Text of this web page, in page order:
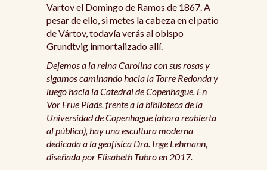
Vartov el Domingo de Ramos de 1867. A
pesar de ello, si metes la cabeza en el patio
de Vártov, todavía verás al obispo
Grundtvig inmortalizado allí.
Dejemos a la reina Carolina con sus rosas y
sigamos caminando hacia la Torre Redonda y
luego hacia la Catedral de Copenhague. En
Vor Frue Plads, frente a la biblioteca de la
Universidad de Copenhague (ahora reabierta
al público), hay una escultura moderna
dedicada a la geofísica Dra. Inge Lehmann,
diseñada por Elisabeth Tubro en 2017.